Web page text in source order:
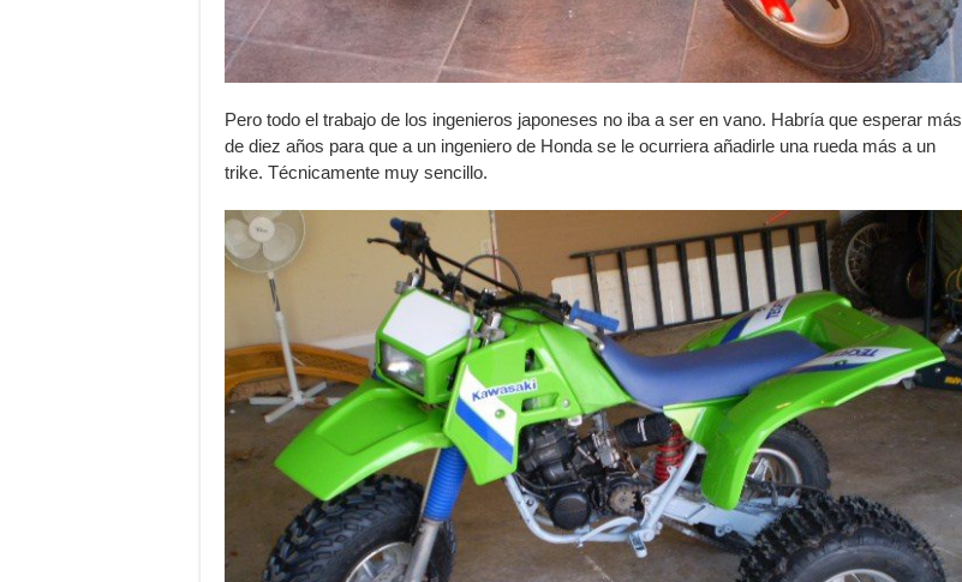
Pero todo el trabajo de los ingenieros japoneses no iba a ser en vano. Habría que esperar más
de diez años para que a un ingeniero de Honda se le ocurriera añadirle una rueda más a un
trike. Técnicamente muy sencillo.